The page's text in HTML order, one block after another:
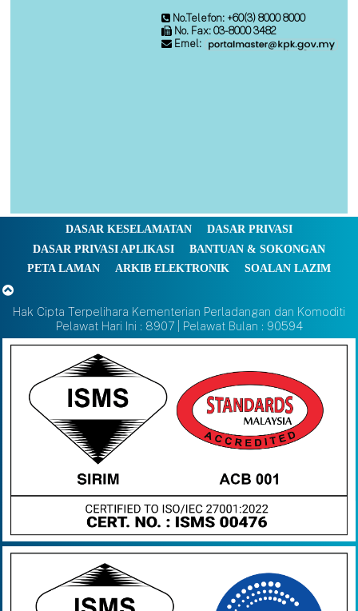
No.Telefon: +60(3) 8000 8000
No. Fax: 03-8000 3482
Emel:
DASAR KESELAMATAN
DASAR PRIVASI
DASAR PRIVASI APLIKASI
BANTUAN & SOKONGAN
PETA LAMAN
ARKIB ELEKTRONIK SOALAN LAZIM
Hak Cipta Terpelihara Kementerian Perladangan dan Komoditi
Pelawat Hari Ini : 8907 | Pelawat Bulan : 90594